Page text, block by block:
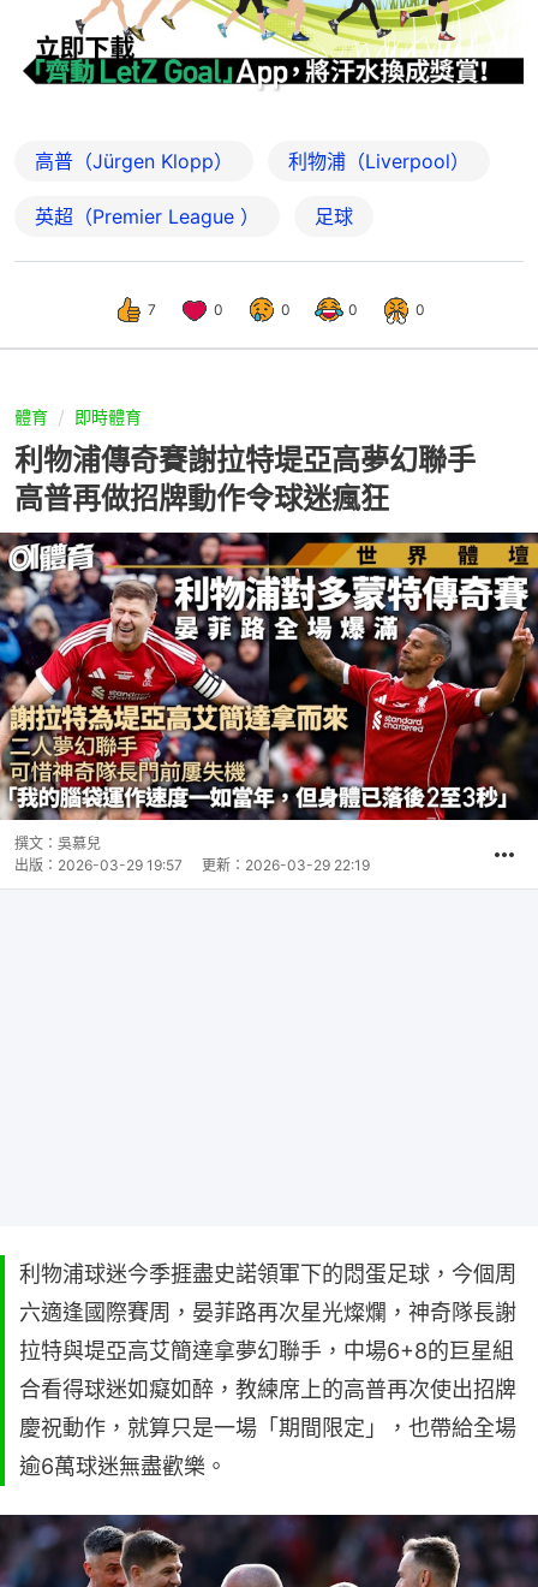
高普（Jürgen Klopp） 利物浦（Liverpool）
英超（Premier League ） 足球
7 0 0 0 0
體育 即時體育
利物浦傳奇賽謝拉特堤亞高夢幻聯手
高普再做招牌動作令球迷瘋狂
撰文： 吳慕兒
出版： 2026-03-29 19:57 更新： 2026-03-29 22:19
利物浦球迷今季捱盡史諾領軍下的悶蛋足球，今個周
六適逢國際賽周，晏菲路再次星光燦爛，神奇隊長謝
拉特與堤亞高艾簡達拿夢幻聯手，中場6+8的巨星組
合看得球迷如癡如醉，教練席上的高普再次使出招牌
慶祝動作，就算只是一場「期間限定」，也帶給全場
逾6萬球迷無盡歡樂。